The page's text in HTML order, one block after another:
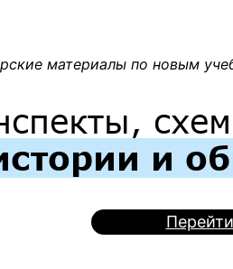
материалы по новым
и